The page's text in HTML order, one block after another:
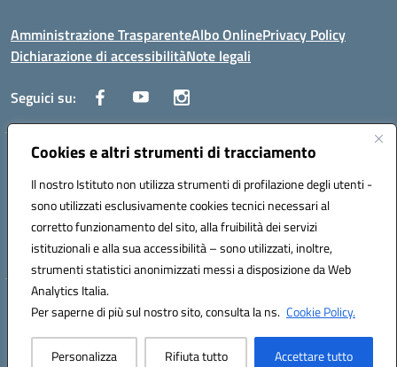
Cookies e altri strumenti di tracciamento
Il nostro Istituto non utilizza strumenti di profilazione degli utenti -
sono utilizzati esclusivamente cookies tecnici necessari al
corretto funzionamento del sito, alla fruibilità dei servizi
istituzionali e alla sua accessibilità – sono utilizzati, inoltre,
strumenti statistici anonimizzati messi a disposizione da Web
Analytics Italia.
Per saperne di più sul nostro sito, consulta la ns. Cookie Policy.
Personalizza Rifiuta tutto Accettare tutto
Amministrazione TrasparenteAlbo OnlinePrivacy Policy
Dichiarazione di accessibilitàNote legali
Seguici su:
Traversa Fondo d'Orto n.19B - Cap 80053 - Castellammare di Stabia
(NA) - Tel. 0818701043 - Mail: naic847006@istruzione.it - PEC:
Codice meccanografico: NAIC847006 - Codice iPA: istsc_naic847006 -
C.F. 82009060631 - Codice univoco fatturazione elettronica (CUF):
UFUAUC
Hosting & Powered by 3D Solution S.r.l.
Concept & Design by Designers Italia